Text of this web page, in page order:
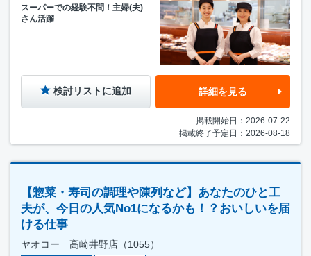
スーパーでの経験不問！主婦(夫)
さん活躍
検討リストに追加 詳細を見る
掲載開始日：2026-07-22
掲載終了予定日：2026-08-18
【惣菜・寿司の調理や陳列など】あなたのひと工
夫が、今日の人気No1になるかも！？おいしいを届
ける仕事
ヤオコー 高崎井野店（1055）